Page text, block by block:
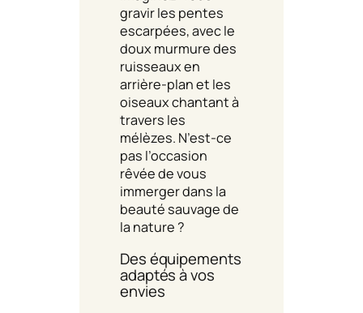
gravir les pentes
escarpées, avec le
doux murmure des
ruisseaux en
arrière-plan et les
oiseaux chantant à
travers les
mélèzes. N’est-ce
pas l’occasion
rêvée de vous
immerger dans la
beauté sauvage de
la nature ?
Des équipements
adaptés à vos
envies